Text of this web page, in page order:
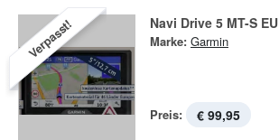
Verpasst! Navi Drive 5 MT-S EU
Marke: Garmin
Preis: € 99,95